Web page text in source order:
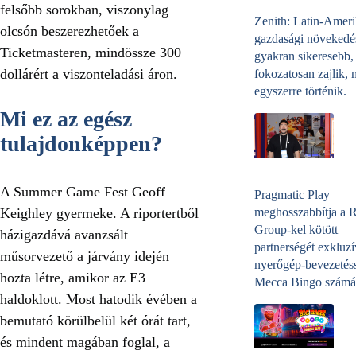
felsőbb sorokban, viszonylag
olcsón beszerezhetőek a
Ticketmasteren, mindössze 300
dollárért a viszonteladási áron.
Mi ez az egész
tulajdonképpen?
A Summer Game Fest Geoff
Keighley gyermeke. A riportertből
házigazdává avanzsált
műsorvezető a járvány idején
hozta létre, amikor az E3
haldoklott. Most hatodik évében a
bemutató körülbelül két órát tart,
és mindent magában foglal, a
Zenith: Latin-
gazdasági
gyakran sikeresebb,
fokozatosan zajlik,
egyszerre történik.
Pragmatic Play
meghosszabbítja a
Group-kel kötött
partnerségét
nyerőgép-
Mecca Bingo